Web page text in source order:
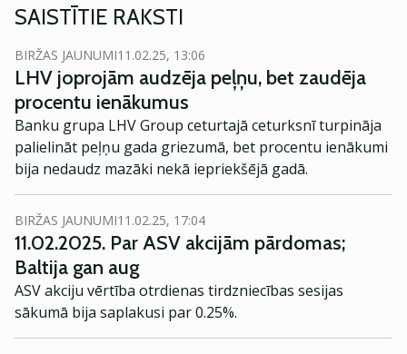
SAISTĪTIE RAKSTI
BIRŽAS JAUNUMI11.02.25, 13:06
LHV joprojām audzēja peļņu, bet zaudēja
procentu ienākumus
Banku grupa LHV Group ceturtajā ceturksnī turpināja
palielināt peļņu gada griezumā, bet procentu ienākumi
bija nedaudz mazāki nekā iepriekšējā gadā.
BIRŽAS JAUNUMI11.02.25, 17:04
11.02.2025. Par ASV akcijām pārdomas;
Baltija gan aug
ASV akciju vērtība otrdienas tirdzniecības sesijas
sākumā bija saplakusi par 0.25%.